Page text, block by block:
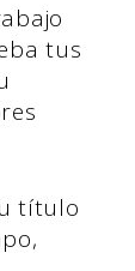
tus
título